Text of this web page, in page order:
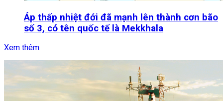
Áp thấp nhiệt đới đã mạnh lên thành cơn bão
số 3, có tên quốc tế là Mekkhala
Xem thêm